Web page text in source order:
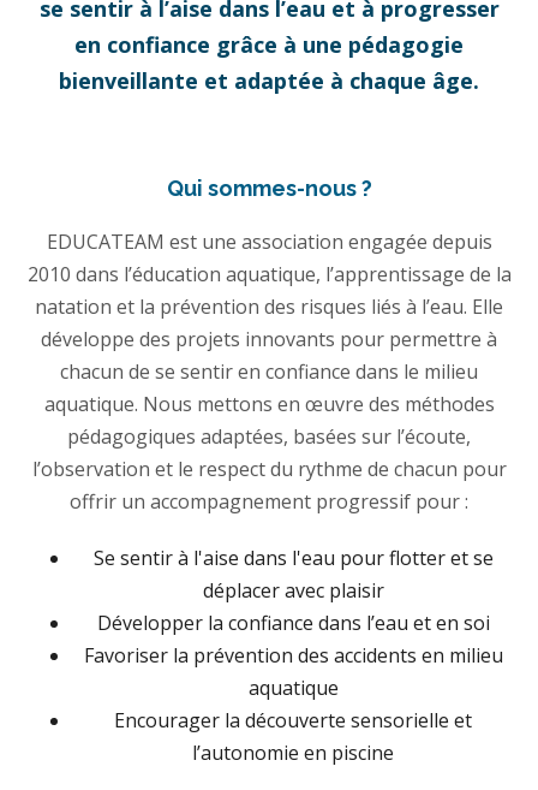
se sentir à l’aise dans l’eau et à progresser
en confiance grâce à une pédagogie
bienveillante et adaptée à chaque âge.
Qui sommes-nous ?
EDUCATEAM est une association engagée depuis
2010 dans l’éducation aquatique, l’apprentissage de la
natation et la prévention des risques liés à l’eau. Elle
développe des projets innovants pour permettre à
chacun de se sentir en confiance dans le milieu
aquatique. Nous mettons en œuvre des méthodes
pédagogiques adaptées, basées sur l’écoute,
l’observation et le respect du rythme de chacun pour
offrir un accompagnement progressif pour :
Se sentir à l'aise dans l'eau pour flotter et se
déplacer avec plaisir
Développer la confiance dans l’eau et en soi
Favoriser la prévention des accidents en milieu
aquatique
Encourager la découverte sensorielle et
l’autonomie en piscine